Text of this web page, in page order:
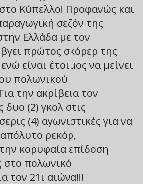
Κύπελλο! Προφανώς και
σεζόν της
Ελλάδα με τον
πρώτος σκόρερ της
είναι έτοιμος να μείνει
πολωνικού
την ακρίβεια τον
δυο (2) γκολ στις
(4) αγωνιστικές για να
ρεκόρ,
κορυφαία επίδοση
στο πολωνικό
τον 21ι αιώνα!!!